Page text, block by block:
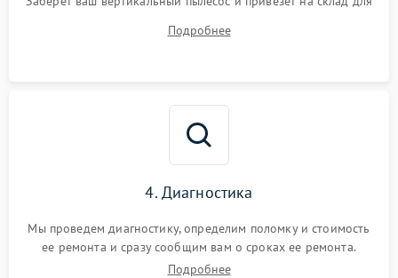
Подробнее
4. Диагностика
Мы проведем диагностику, определим поломку и стоимость
ее ремонта и сразу сообщим вам о сроках ее ремонта.
Подробнее